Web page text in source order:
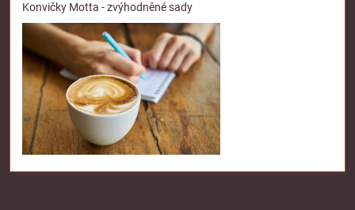
Konvičky Motta - zvýhodněné sady